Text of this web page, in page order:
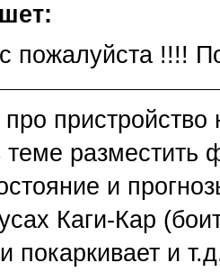
пожалуйста !!!!
разместить
и
Каги-Кар
покаркивает и